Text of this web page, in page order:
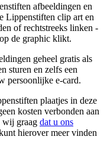
afbeeldingen en
Lippenstiften clip art en
of rechtstreeks linken -
de graphic klikt.
geheel gratis als
sturen en zelfs een
persoonlijke e-card.
plaatjes in deze
kosten verbonden aan
wij graag dat u ons
hierover meer vinden